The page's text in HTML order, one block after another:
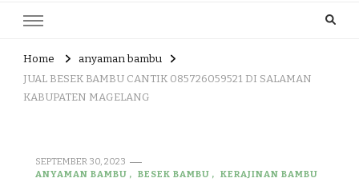
Home
anyaman bambu
JUAL BESEK BAMBU CANTIK 085726059521 DI SALAMAN
KABUPATEN MAGELANG
SEPTEMBER 30, 2023
ANYAMAN BAMBU
BESEK BAMBU KERAJINAN BAMBU